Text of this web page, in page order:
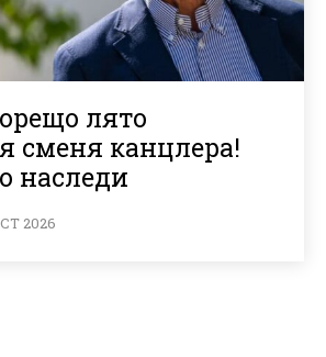
лято
сменя канцлера!
наследи
2026